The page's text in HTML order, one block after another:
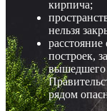
кирпича;
нельзя
построек,
вышедшего
рядом